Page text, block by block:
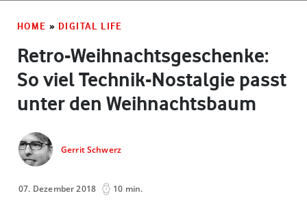
HOME » DIGITAL LIFE
Retro-Weihnachtsgeschenke:
So viel Technik-Nostalgie passt
unter den Weihnachtsbaum
Gerrit Schwerz
07. Dezember 2018 10 min.